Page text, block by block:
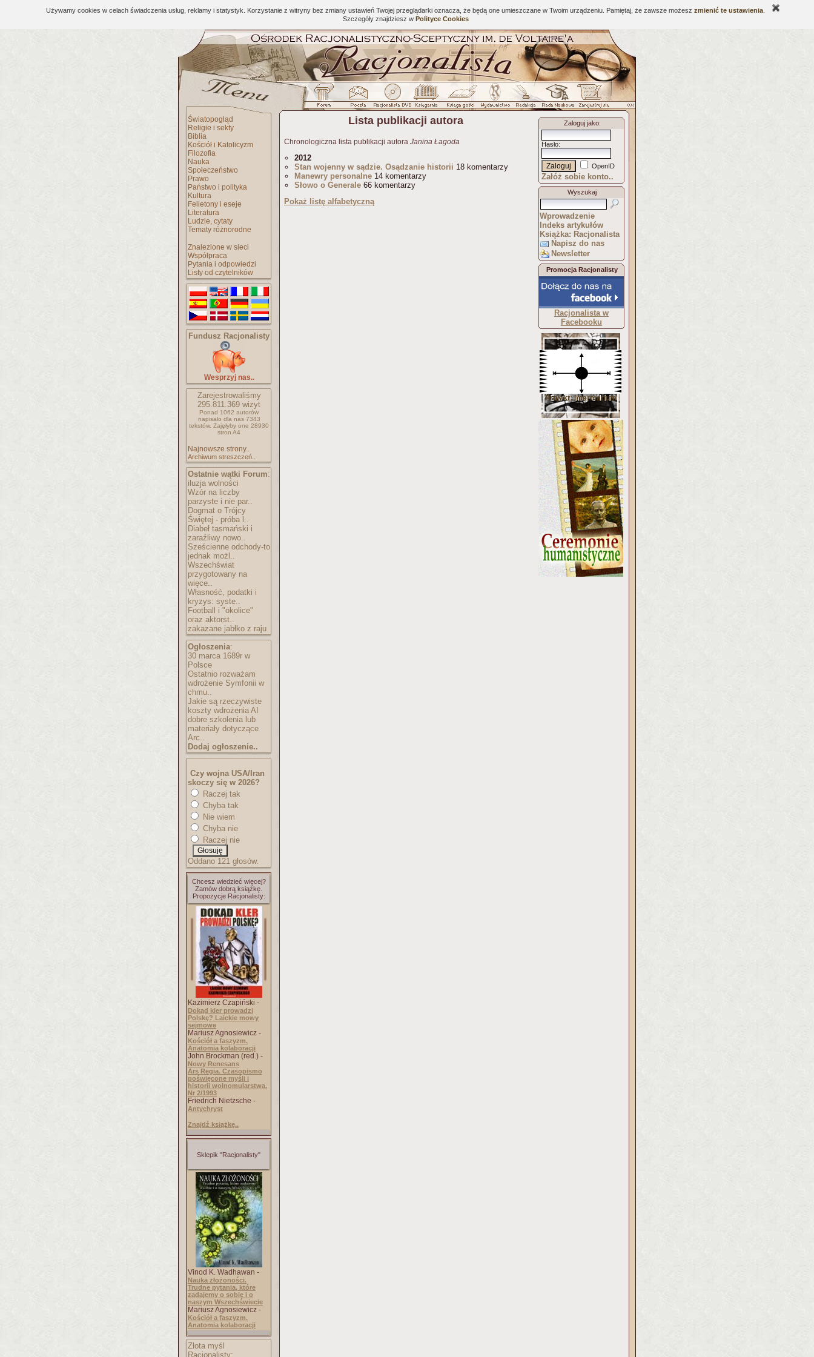
Używamy cookies w celach świadczenia usług, reklamy i statystyk. Korzystanie z witryny bez zmiany ustawień Twojej przeglądarki oznacza, że będą one umieszczane w Twoim urządzeniu. Pamiętaj, że zawsze możesz zmienić te ustawienia
Szczegóły znajdziesz w Polityce Cookies
Światopogląd
Religie i sekty
Biblia
Kościół i Katolicyzm
Filozofia
Nauka
Społeczeństwo
Prawo
Państwo i polityka
Kultura
Felietony i eseje
Literatura
Ludzie, cytaty
Tematy różnorodne
Znalezione w sieci
Współpraca
Pytania i odpowiedzi
Listy od czytelników
Fundusz Racjonalisty
Wesprzyj nas..
Zarejestrowaliśmy
295.811.369 wizyt
Ponad 1062 autorów
napisało dla nas 7343
tekstów. Zajęłyby one 28930
stron A4
Najnowsze strony..
Archiwum streszczeń..
Ostatnie wątki Forum:
iluzja wolności
Wzór na liczby
parzyste i nie par..
Dogmat o Trójcy
Świętej - próba l..
Diabeł tasmański i
zaraźliwy nowo..
Sześcienne odchody-to
jednak możl..
Wszechświat
przygotowany na
więce..
Własność, podatki i
kryzys: syste..
Football i "okolice"
oraz aktorst..
zakazane jabłko z raju
Ogłoszenia:
30 marca 1689r w
Polsce
Ostatnio rozważam
wdrożenie Symfonii w
chmu..
Jakie są rzeczywiste
koszty wdrożenia AI
dobre szkolenia lub
materiały dotyczące
Arc..
Dodaj ogłoszenie..
Czy wojna USA/Iran
skoczy się w 2026?
Raczej tak
Chyba tak
Nie wiem
Chyba nie
Raczej nie
Oddano 121 głosów.
Chcesz wiedzieć więcej?
Zamów dobrą książkę.
Propozycje Racjonalisty:
Kazimierz Czapiński -
Dokąd kler prowadzi
Polskę? Laickie mowy
sejmowe
Mariusz Agnosiewicz -
Kościół a faszyzm.
Anatomia kolaboracji
John Brockman (red.) -
Nowy Renesans
Ars Regia. Czasopismo
poświęcone myśli i
historii wolnomularstwa.
Nr 2/1993
Friedrich Nietzsche -
Antychryst
Znajdź książkę..
Sklepik "Racjonalisty"
Vinod K. Wadhawan -
Nauka złożoności.
Trudne pytania, które
zadajemy o sobie i o
naszym Wszechświecie
Mariusz Agnosiewicz -
Kościół a faszyzm.
Anatomia kolaboracji
Złota myśl
Racjonalisty:
Lista publikacji autora
Chronologiczna lista publikacji autora Janina Łagoda
2012
Stan wojenny w sądzie. Osądzanie historii 18 komentarzy
Manewry personalne 14 komentarzy
Słowo o Generale 66 komentarzy
Pokaż listę alfabetyczną
Zaloguj jako:
Hasło:
OpenID
Załóż sobie konto..
Wyszukaj
Wprowadzenie
Indeks artykułów
Książka: Racjonalista
Napisz do nas
Newsletter
Promocja Racjonalisty
Racjonalista w
Facebooku